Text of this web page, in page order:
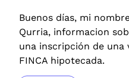
Buenos días, mi
Qurria, informacion
una inscripción de una
FINCA hipotecada.